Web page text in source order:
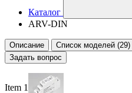
Каталог
ARV-DIN
Описание
Список моделей (29)
Задать вопрос
Item 1 of 2